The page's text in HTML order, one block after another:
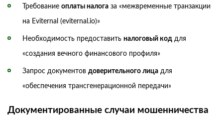
Требование оплаты налога за «межвременные транзакции
на Eviternal (eviternal.io)»
Необходимость предоставить налоговый код для
«создания вечного финансового профиля»
Запрос документов доверительного лица для
«обеспечения трансгенерационной передачи»
Документированные случаи мошенничества